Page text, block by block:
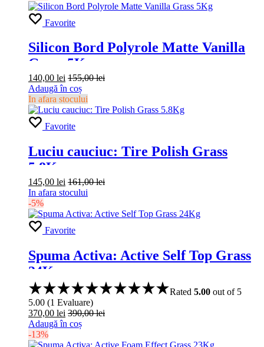
Favorite
Silicon Bord Polyrole Matte Vanilla
Grass 5Kg
140,00 lei 155,00lei
Adaugă în coș
In afara stocului
Favorite
Luciu cauciuc: Tire Polish Grass
5.8Kg
145,00 lei 161,00lei
In afara stocului
-5%
Favorite
Spuma Activa: Active Self Top Grass
24Kg
Rated 5.00 out of 5
5.00 (1 Evaluare)
370,00 lei 390,00lei
Adaugă în coș
-13%